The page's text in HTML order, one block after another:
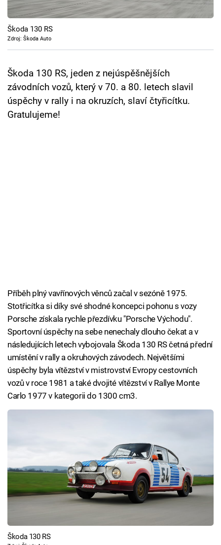
Cool Esport
Pořady
Sledujte prima+
Přihlášení
Škoda 130 RS
Zdroj: Škoda Auto
Škoda 130 RS, jeden z nejúspěšnějších
závodních vozů, který v 70. a 80. letech slavil
úspěchy v rally i na okruzích, slaví čtyřicítku.
Gratulujeme!
Příběh plný vavřínových věnců začal v sezóně 1975.
Stotřicítka si díky své shodné koncepci pohonu s vozy
Porsche získala rychle přezdívku "Porsche Východu".
Sportovní úspěchy na sebe nenechaly dlouho čekat a v
následujících letech vybojovala Škoda 130 RS četná přední
umístění v rally a okruhových závodech. Největšími
úspěchy byla vítězství v mistrovství Evropy cestovních
vozů v roce 1981 a také dvojité vítězství v Rallye Monte
Carlo 1977 v kategorii do 1300 cm3.
Škoda 130 RS